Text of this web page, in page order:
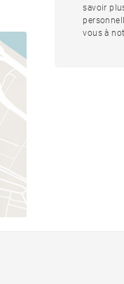
savoir
vous à